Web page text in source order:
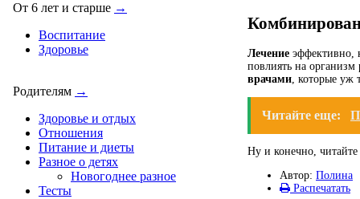
От 6 лет и старше →
Воспитание
Здоровье
Родителям →
Здоровье и отдых
Отношения
Питание и диеты
Разное о детях
Новогоднее разное
Тесты
Лечение эффективно,
повлиять на организм
врачами, которые уж
Читайте еще:
Ну и конечно,
Автор: Полина
Распечатать